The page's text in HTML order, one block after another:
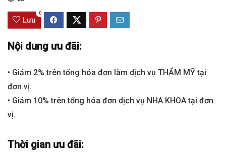
Lưu
0
Nội dung ưu đãi:
• Giảm 2% trên tổng hóa đơn làm dịch vụ THẨM MỸ tại
đơn vị.
• Giảm 10% trên tổng hóa đơn dịch vụ NHA KHOA tại đơn
vị.
Thời gian ưu đãi: